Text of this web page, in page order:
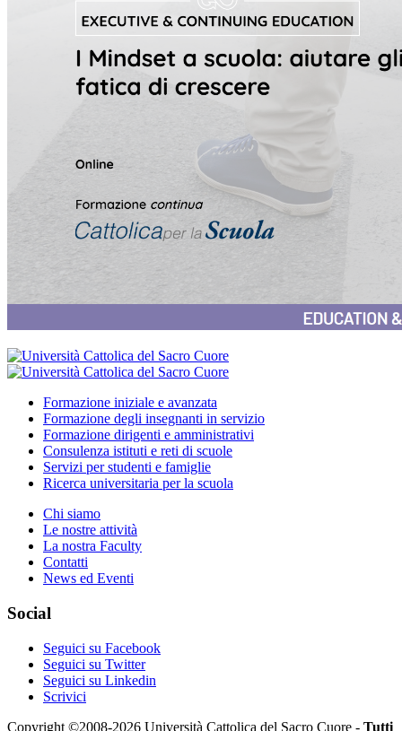
Formazione iniziale e avanzata
Formazione degli insegnanti in servizio
Formazione dirigenti e amministrativi
Consulenza istituti e reti di scuole
Servizi per studenti e famiglie
Ricerca universitaria per la scuola
Chi siamo
Le nostre attività
La nostra Faculty
Contatti
News ed Eventi
Social
Seguici su Facebook
Seguici su Twitter
Seguici su Linkedin
Scrivici
Copyright ©2008-2026 Università Cattolica del Sacro Cuore - Tutti